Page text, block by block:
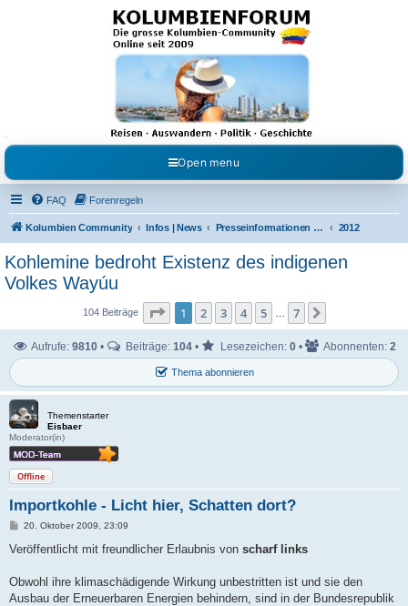
Kolumbienforum - Das
grosse Forum der
Freunde Kolumbiens
Reisen, Auswandern, Kultur, Politik, Geschichte und Visum in Kolumbien und Venezuela.
Austausch, Erfahrungen und Gemeinschaft im Kolumbienforum
Open menu
FAQ Forenregeln
Kolumbien Community Infos | News Presseinformationen & Neuigkeiten 2012
Koh­le­mine bedroht Exis­tenz des indi­genen
Volkes Wayúu
104 Beiträge Seite 1von
1 2 3 4 5 … 7
Thema abonnieren
Aufrufe: 9810• Beiträge: 104• Lesezeichen: 0• Abonnenten: 2
Themenstarter
Eisbaer
Moderator(in)
Offline
Importkohle - Licht hier, Schatten dort?
B
i
a
20. Oktober 2009, 23:09
Veröffentlicht mit freundlicher Erlaubnis von scharf links
Obwohl ihre klimaschädigende Wirkung unbestritten ist und sie den
Ausbau der Erneuerbaren Energien behindern, sind in der Bundesrepublik